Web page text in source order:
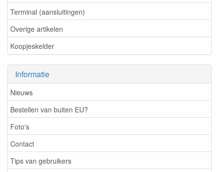
Terminal (aansluitingen)
Overige artikelen
Koopjeskelder
Informatie
Nieuws
Bestellen van buiten EU?
Foto's
Contact
Tips van gebruikers